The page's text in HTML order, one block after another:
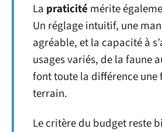
La praticité mérite
Un réglage intuitif, une
agréable, et la capacité à
usages variés, de la faune
font toute la différence une
terrain.
Le critère du budget reste